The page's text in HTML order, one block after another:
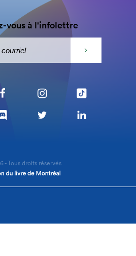
vous à l'infolettre
- Tous droits réservés